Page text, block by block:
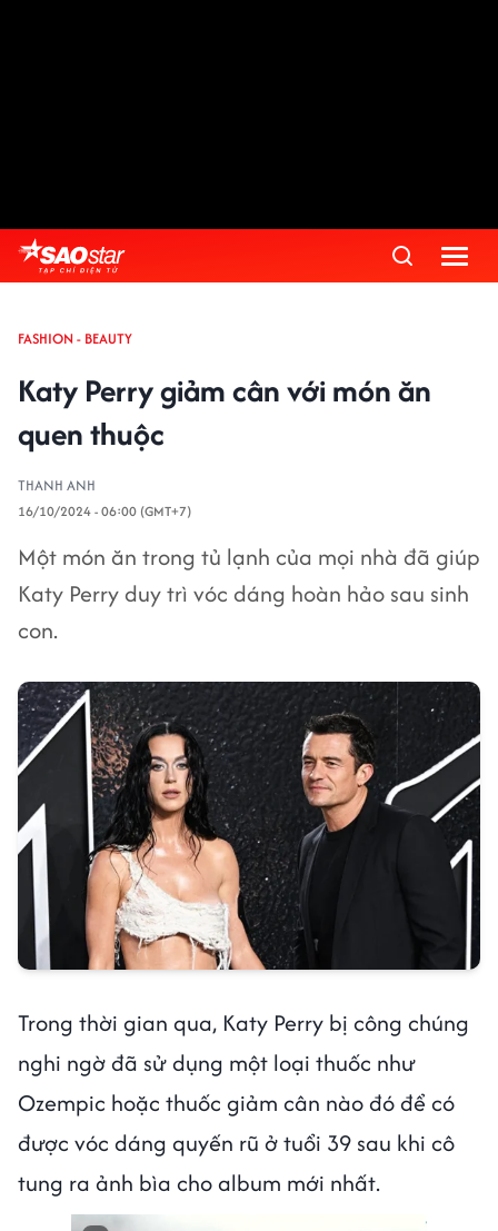
FASHION - BEAUTY
Katy Perry giảm cân với món ăn
quen thuộc
THANH ANH
16/10/2024 - 06:00 (GMT+7)
Một món ăn trong tủ lạnh của mọi nhà đã giúp
Katy Perry duy trì vóc dáng hoàn hảo sau sinh
con.
Trong thời gian qua, Katy Perry bị công chúng
nghi ngờ đã sử dụng một loại thuốc như
Ozempic hoặc thuốc giảm cân nào đó để có
được vóc dáng quyến rũ ở tuổi 39 sau khi cô
tung ra ảnh bìa cho album mới nhất.